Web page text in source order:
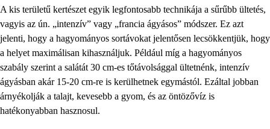
A kis területű kertészet egyik legfontosabb technikája a sűrűbb ültetés,
vagyis az ún. „intenzív” vagy „francia ágyásos” módszer. Ez azt
jelenti, hogy a hagyományos sortávokat jelentősen lecsökkentjük, hogy
a helyet maximálisan kihasználjuk. Például míg a hagyományos
szabály szerint a salátát 30 cm-es tőtávolsággal ültetnénk, intenzív
ágyásban akár 15-20 cm-re is kerülhetnek egymástól. Ezáltal jobban
árnyékolják a talajt, kevesebb a gyom, és az öntözővíz is
hatékonyabban hasznosul.